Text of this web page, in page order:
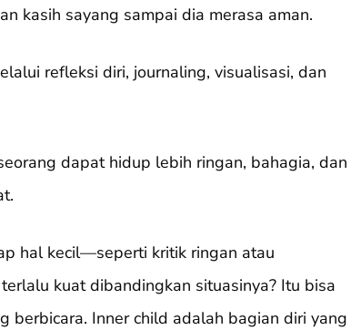
kasih sayang sampai dia merasa aman.
refleksi diri, journaling, visualisasi, dan
dapat hidup lebih ringan, bahagia, dan
hal kecil—seperti kritik ringan atau
kuat dibandingkan situasinya? Itu bisa
berbicara. Inner child adalah bagian diri yang